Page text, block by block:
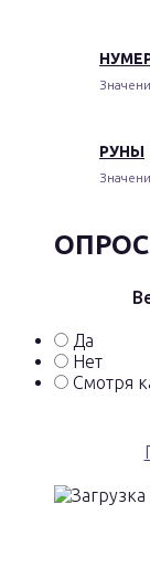
РУНЫ
Да
Нет
Смотря